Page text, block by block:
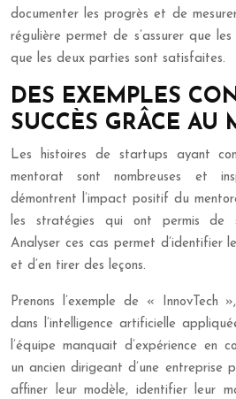
documenter les progrès et de
régulière permet de s’assurer que
que les deux parties sont satisfaites.
DES EXEMPLES
SUCCÈS GRÂCE AU
Les histoires de startups ayant
mentorat sont nombreuses et
démontrent l’impact positif du
les stratégies qui ont permis de
Analyser ces cas permet d’identifier
et d’en tirer des leçons.
Prenons l’exemple de « InnovTech
dans l’intelligence artificielle
l’équipe manquait d’expérience en
un ancien dirigeant d’une entreprise
affiner leur modèle, identifier leur